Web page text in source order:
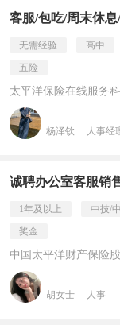
客服/包吃/周末休
无需经验 高中
五险
太平洋保险在线服务
杨泽钦 人事经
诚聘办公室客服销
1年及以上 中技/
奖金
中国太平洋财产保险
胡女士 人事